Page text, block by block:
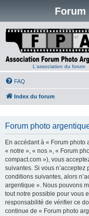
L'association du forum
FAQ
Index du forum
Forum photo
En accédant à « Forum
« notre », « nos », « Forum
compact.com »), vous
suivantes. Si vous n’acceptez
conditions suivantes, alors
argentique ». Nous pouvons
tout notre possible pour vous
responsabilité de vérifier ce
continue de « Forum photo